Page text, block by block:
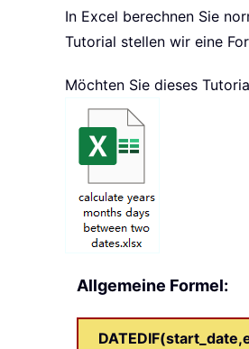
In Excel berechnen Sie
Tutorial stellen wir eine
Möchten Sie dieses
Allgemeine Formel: